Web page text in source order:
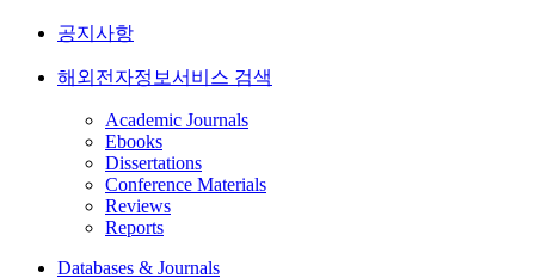
공지사항
해외전자정보서비스 검색
Academic Journals
Ebooks
Dissertations
Conference Materials
Reviews
Reports
Databases & Journals